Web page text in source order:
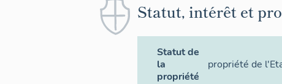
Statut, intérêt et
Statut de
la
propriété
propriété de